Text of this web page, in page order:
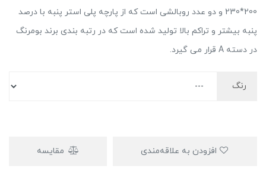
200*230 و دو عدد روبالشی است که از پارچه پلی استر پنبه با درصد
پنبه بیشتر و تراکم بالا تولید شده است که در رتبه بندی برند بومرنگ
در دسته A قرار می گیرد.
رنگ
مقایسه